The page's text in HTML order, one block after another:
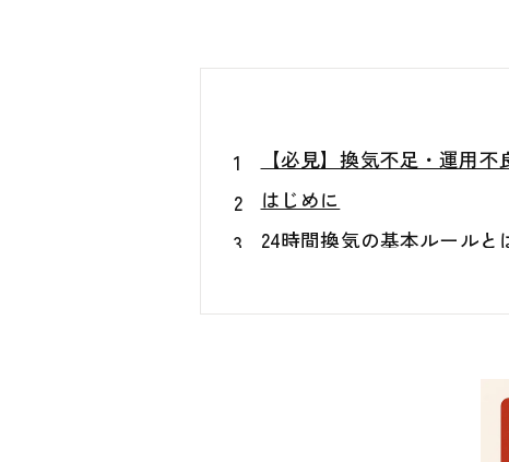
【必見】換気不足・運用
はじめに
24時間換気の基本ルールと
換気不良が招く室内環境の
カビを予防するための暮ら